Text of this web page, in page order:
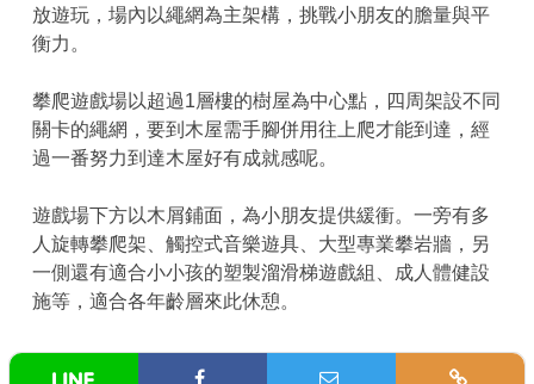
放遊玩，場內以繩網為主架構，挑戰小朋友的膽量與平
衡力。
攀爬遊戲場以超過1層樓的樹屋為中心點，四周架設不同
關卡的繩網，要到木屋需手腳併用往上爬才能到達，經
過一番努力到達木屋好有成就感呢。
遊戲場下方以木屑鋪面，為小朋友提供緩衝。一旁有多
人旋轉攀爬架、觸控式音樂遊具、大型專業攀岩牆，另
一側還有適合小小孩的塑製溜滑梯遊戲組、成人體健設
施等，適合各年齡層來此休憩。